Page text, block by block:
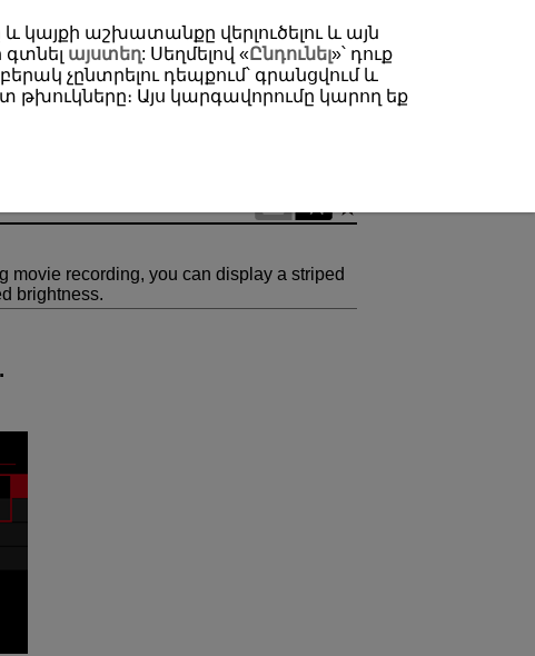
movie recording, you can display a striped
brightness.
կայքի աշխատանքը վերլուծելու և այն
գտնել այստեղ: Սեղմելով «Ընդունել»՝ դուք
չընտրելու դեպքում՝ գրանցվում և
Այս կարգավորումը կարող եք